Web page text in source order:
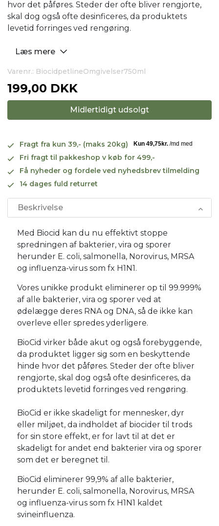
hvor det påføres. Steder der ofte bliver rengjorte,
skal dog også ofte desinficeres, da produktets
levetid forringes ved rengøring.
Læs mere
Varenr.: BiocidpetlineOmgivelser750ml
199,00 DKK
Midlertidigt udsolgt
Fragt fra kun 39,- (maks 20kg)
Fri fragt til pakkeshop v køb for 499,-
Få nyheder og fordele ved nyhedsbrev tilmelding
14 dages fuld returret
Beskrivelse
Med Biocid kan du nu effektivt stoppe
spredningen af bakterier, vira og sporer
herunder E. coli, salmonella, Norovirus, MRSA
og influenza-virus som fx H1N1.
Vores unikke produkt eliminerer op til 99.999%
af alle bakterier, vira og sporer ved at
ødelægge deres RNA og DNA, så de ikke kan
overleve eller spredes yderligere.
BioCid virker både akut og også forebyggende,
da produktet ligger sig som en beskyttende
hinde hvor det påføres. Steder der ofte bliver
rengjorte, skal dog også ofte desinficeres, da
produktets levetid forringes ved rengøring.
BioCid er ikke skadeligt for mennesker, dyr
eller miljøet, da indholdet af biocider til trods
for sin store effekt, er for lavt til at det er
skadeligt for andet end bakterier vira og sporer
som det er beregnet til.
BioCid eliminerer 99,9% af alle bakterier,
herunder E. coli, salmonella, Norovirus, MRSA
og influenza-virus som fx H1N1 kaldet
svineinfluenza.